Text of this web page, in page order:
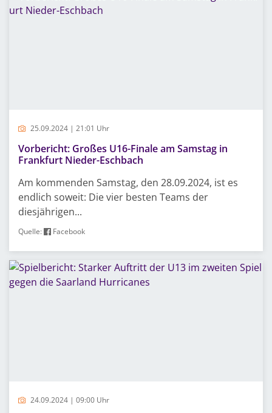
25.09.2024 | 21:01 Uhr
Vorbericht: Großes U16-Finale am Samstag in
Frankfurt Nieder-Eschbach
Am kommenden Samstag, den 28.09.2024, ist es
endlich soweit: Die vier besten Teams der
diesjährigen...
Quelle: Facebook
24.09.2024 | 09:00 Uhr